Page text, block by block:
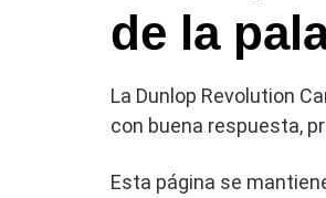
de la
La Dunlop Revolution
con buena respuesta,
Esta página se